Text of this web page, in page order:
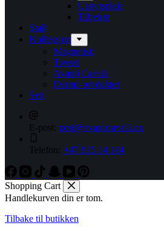
Utstyrspleie
Tilbehør
Stall
Kolleksjon
Magnetisk
Tweed
Avanti Cavalli
Derma-produkter
Sett
E-post: post@avanticavalli.no
Telefon: +47 915 14 104
Shopping Cart
Handlekurven din er tom.
Tilbake til butikken